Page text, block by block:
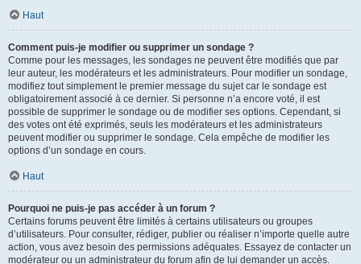
Haut
Comment puis-je modifier ou supprimer un sondage ?
Comme pour les messages, les sondages ne peuvent être modifiés que par
leur auteur, les modérateurs et les administrateurs. Pour modifier un sondage,
modifiez tout simplement le premier message du sujet car le sondage est
obligatoirement associé à ce dernier. Si personne n’a encore voté, il est
possible de supprimer le sondage ou de modifier ses options. Cependant, si
des votes ont été exprimés, seuls les modérateurs et les administrateurs
peuvent modifier ou supprimer le sondage. Cela empêche de modifier les
options d’un sondage en cours.
Haut
Pourquoi ne puis-je pas accéder à un forum ?
Certains forums peuvent être limités à certains utilisateurs ou groupes
d’utilisateurs. Pour consulter, rédiger, publier ou réaliser n’importe quelle autre
action, vous avez besoin des permissions adéquates. Essayez de contacter un
modérateur ou un administrateur du forum afin de lui demander un accès.